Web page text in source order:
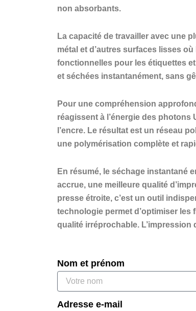
non absorbants.
La capacité de travailler avec une
métal et d’autres surfaces lisses
fonctionnelles pour les étiquettes
et séchées instantanément, sans
Pour une compréhension
réagissent à l’énergie des
l’encre. Le résultat est un réseau
une polymérisation complète et
En résumé, le séchage instantané
accrue, une meilleure qualité
presse étroite, c’est un outil
technologie permet d’optimiser
qualité irréprochable. L’impression
Nom et prénom
Adresse e-mail